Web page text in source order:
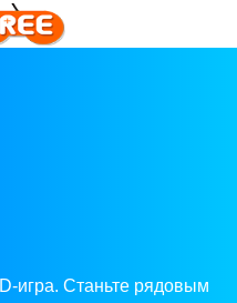
игра. Станьте рядовым